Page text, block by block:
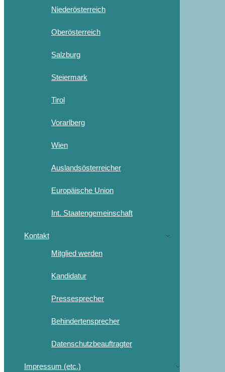
Niederösterreich
Oberösterreich
Salzburg
Steiermark
Tirol
Vorarlberg
Wien
Auslandsösterreicher
Europäische Union
Int. Staatengemeinschaft
Kontakt
Mitglied werden
Kandidatur
Pressesprecher
Behindertensprecher
Datenschutzbeauftragter
Impressum (etc.)